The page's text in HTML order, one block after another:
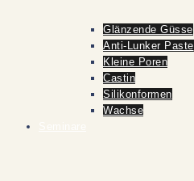
Glänzende Güsse
Anti-Lunker Paste
Kleine Poren
Castin
Silikonformen
Wachse